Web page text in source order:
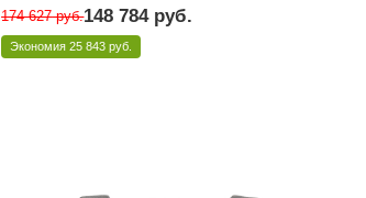
Под заказ 10 дней
Арт.: DIE-CB4T1-5-SET D-gray
174 627руб.148 784руб.
Экономия25 843 руб.